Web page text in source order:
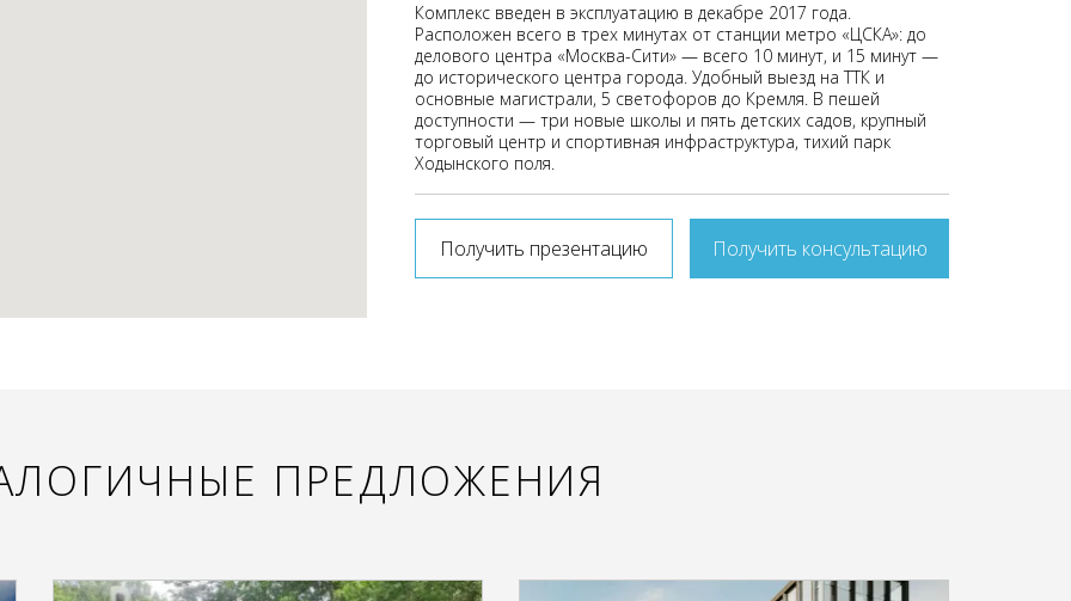
Комплекс введен в эксплуатацию в декабре 2017 года.
Расположен всего в трех минутах от станции метро «ЦСКА»: до
делового центра «Москва-Сити» — всего 10 минут, и 15 минут —
до исторического центра города. Удобный выезд на ТТК и
основные магистрали, 5 светофоров до Кремля. В пешей
доступности — три новые школы и пять детских садов, крупный
торговый центр и спортивная инфраструктура, тихий парк
Ходынского поля.
Получить презентацию Получить консультацию
ПРЕДЛОЖЕНИЯ